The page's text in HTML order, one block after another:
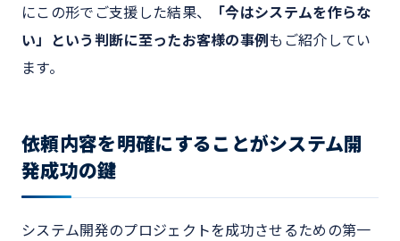
にこの形でご支援した結果、
「今はシステムを作らな
い」という判断に至ったお客様の事例 もご紹介してい
ます。
依頼内容を明確にすることがシステム開
発成功の鍵
システム開発のプロジェクトを成功させるための第一